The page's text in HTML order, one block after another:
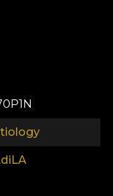
orice